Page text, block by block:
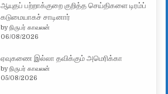
ஆயுதப் பற்றாக்குறை குறித்த செய்திகளை டிரம்ப்
கடுமையாகச் சாடினார்
by நிருபர் காவலன்
06/08/2026
ஏவுகணை இல்லா தவிக்கும் அமெரிக்கா
by நிருபர் காவலன்
05/08/2026